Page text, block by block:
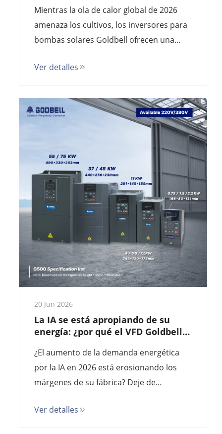
nuevo estándar
Mientras la ola de calor global de 2026
amenaza los cultivos, los inversores para
bombas solares Goldbell ofrecen una
IP65. La principal alternativa
agrícola y suministro remoto de agua.
Precio directo de fábrica.
Ver detalles
20 Jun 2026
La IA se está apropiando de su
energía: ¿por qué el VFD Goldbell
fábricas de 2026?
¿El aumento de la demanda energética
por la IA en 2026 está erosionando los
márgenes de su fábrica? Deje de
Goldbell G580M: la alternativa de alta
Ver detalles